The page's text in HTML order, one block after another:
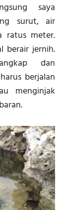
saya
surut, air
ratus meter.
berair jernih.
dan
berjalan
menginjak